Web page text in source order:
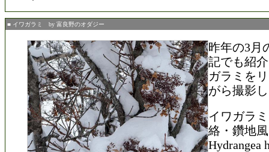
■ イワガラミ by 富良野のオダジー
昨年の3月
記でも紹
ガラミを
がら撮影
イワガラ
絡・鑽地
Hydrangea